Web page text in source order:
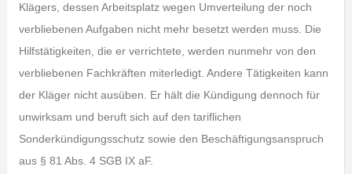
Klägers, dessen Arbeitsplatz wegen Umverteilung der noch
verbliebenen Aufgaben nicht mehr besetzt werden muss. Die
Hilfstätigkeiten, die er verrichtete, werden nunmehr von den
verbliebenen Fachkräften miterledigt. Andere Tätigkeiten kann
der Kläger nicht ausüben. Er hält die Kündigung dennoch für
unwirksam und beruft sich auf den tariflichen
Sonderkündigungsschutz sowie den Beschäftigungsanspruch
aus § 81 Abs. 4 SGB IX aF.